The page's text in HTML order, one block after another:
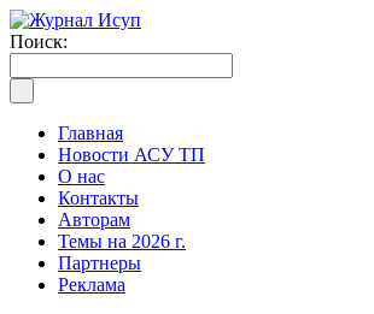
Поиск:
Главная
Новости АСУ ТП
О нас
Контакты
Авторам
Темы на 2026 г.
Партнеры
Реклама